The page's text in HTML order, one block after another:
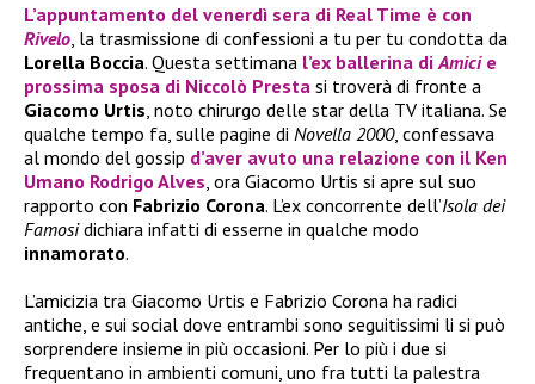
L’appuntamento del venerdì sera di Real Time è con
Rivelo , la trasmissione di confessioni a tu per tu condotta da
Lorella Boccia. Questa settimana l’ex ballerina di Amicie
prossima sposa di Niccolò Presta si troverà di fronte a
Giacomo Urtis , noto chirurgo delle star della TV italiana. Se
qualche tempo fa, sulle pagine di Novella 2000, confessava
al mondo del gossip d’aver avuto una relazione con il Ken
Umano Rodrigo Alves , ora Giacomo Urtis si apre sul suo
rapporto con Fabrizio Corona. L’ex concorrente dell’Isola dei
Famosidichiara infatti di esserne in qualche modo
innamorato.
L’amicizia tra Giacomo Urtis e Fabrizio Corona ha radici
antiche, e sui social dove entrambi sono seguitissimi li si può
sorprendere insieme in più occasioni. Per lo più i due si
frequentano in ambienti comuni, uno fra tutti la palestra